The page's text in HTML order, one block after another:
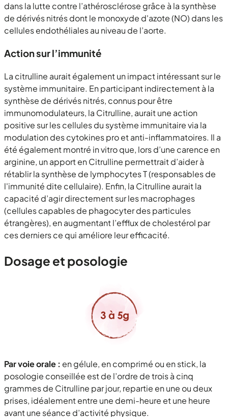
dans la lutte contre l’athérosclérose grâce à la synthèse
de dérivés nitrés dont le monoxyde d'azote (NO) dans les
cellules endothéliales au niveau de l’aorte.
Action sur l’immunité
La citrulline aurait également un impact intéressant sur le
système immunitaire. En participant indirectement à la
synthèse de dérivés nitrés, connus pour être
immunomodulateurs, la Citrulline, aurait une action
positive sur les cellules du système immunitaire via la
modulation des cytokines pro et anti-inflammatoires. Il a
été également montré in vitro que, lors d’une carence en
arginine, un apport en Citrulline permettrait d’aider à
rétablir la synthèse de lymphocytes T (responsables de
l'immunité dite cellulaire). Enfin, la Citrulline aurait la
capacité d’agir directement sur les macrophages
(cellules capables de phagocyter des particules
étrangères), en augmentant l’efflux de cholestérol par
ces derniers ce qui améliore leur efficacité.
Dosage et posologie
Par voie orale : en gélule, en comprimé ou en stick, la
posologie conseillée est de l’ordre de trois à cinq
grammes de Citrulline par jour, repartie en une ou deux
prises, idéalement entre une demi-heure et une heure
avant une séance d’activité physique.